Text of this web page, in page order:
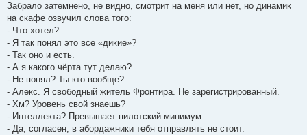
Забрало затемнено, не видно, смотрит на меня или нет, но динамик
на скафе озвучил слова того:
- Что хотел?
- Я так понял это все «дикие»?
- Так оно и есть.
- А я какого чёрта тут делаю?
- Не понял? Ты кто вообще?
- Алекс. Я свободный житель Фронтира. Не зарегистрированный.
- Хм? Уровень свой знаешь?
- Интеллекта? Превышает пилотский минимум.
- Да, согласен, в абордажники тебя отправлять не стоит.